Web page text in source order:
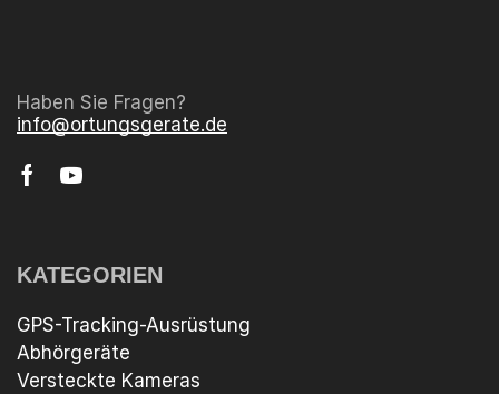
Haben Sie Fragen?
info@ortungsgerate.de
KATEGORIEN
GPS-Tracking-Ausrüstung
Abhörgeräte
Versteckte Kameras